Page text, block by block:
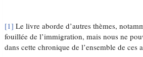
[1] Le livre aborde d’autres thèmes,
fouillée de l’immigration, mais nous ne
dans cette chronique de l’ensemble de ces